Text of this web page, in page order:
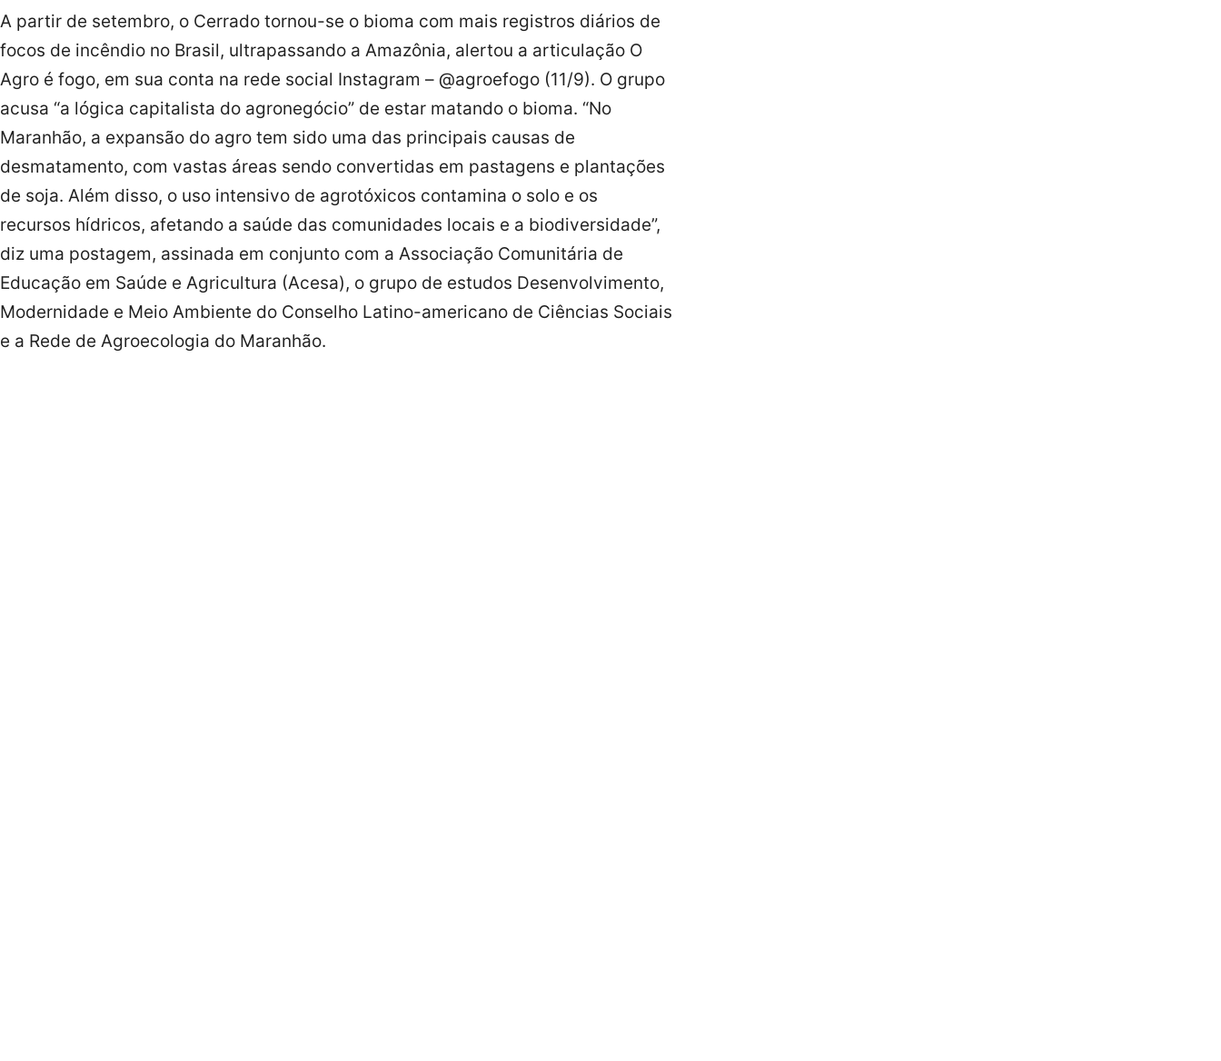
A partir de setembro, o Cerrado tornou-se o bioma com mais registros diários de
focos de incêndio no Brasil, ultrapassando a Amazônia, alertou a articulação O
Agro é fogo, em sua conta na rede social Instagram – @agroefogo (11/9). O grupo
acusa “a lógica capitalista do agronegócio” de estar matando o bioma. “No
Maranhão, a expansão do agro tem sido uma das principais causas de
desmatamento, com vastas áreas sendo convertidas em pastagens e plantações
de soja. Além disso, o uso intensivo de agrotóxicos contamina o solo e os
recursos hídricos, afetando a saúde das comunidades locais e a biodiversidade”,
diz uma postagem, assinada em conjunto com a Associação Comunitária de
Educação em Saúde e Agricultura (Acesa), o grupo de estudos Desenvolvimento,
Modernidade e Meio Ambiente do Conselho Latino-americano de Ciências Sociais
e a Rede de Agroecologia do Maranhão.